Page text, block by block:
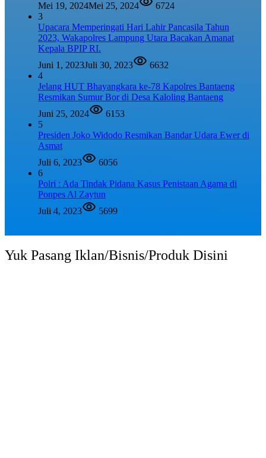
Mei 19, 2024Mei 25, 2024
6724
3
Upacara Memperingati Hari Lahir Pancasila Tahun
2023, Wakapolres Lampung Utara Bacakan Amanat
Kepala BPIP RI.
Juni 1, 2023Juli 30, 2023
6632
4
Jelang HUT Bhayangkara ke-78 Kapolres Bantaeng
Resmikan Sumur Bor di Desa Kaloling Bantaeng
Juni 25, 2024
6153
5
Presiden Joko Widodo Resmikan Bandar Udara Ewer di
Asmat
Juli 6, 2023
6056
6
Polri : Ada Tindak Pidana Kasus Penistaan Agama di
Ponpes Al Zaytun
Juli 4, 2023
5699
Yuk Pasang Iklan/Bisnis/Produk Disini